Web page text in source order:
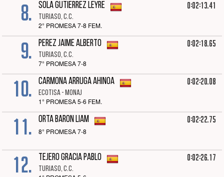
8. SOLA GUTIERREZ LEYRE
TURIASO, C.C.
2° PROMESA 7-8 FEM.
0:02:13.41
9. PEREZ JAIME ALBERTO
TURIASO, C.C.
7° PROMESA 7-8
0:02:18.65
10. CARMONA ARRUGA AHINOA
ECOTISA - MONAJ
1° PROMESA 5-6 FEM.
0:02:20.08
11. ORTA BARON LIAM
8° PROMESA 7-8
0:02:22.75
12. TEJERO GRACIA PABLO
TURIASO, C.C.
0:02:26.17